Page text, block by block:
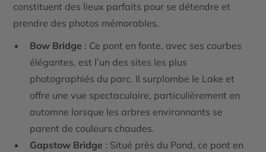
constituent des lieux parfaits pour se détendre et
prendre des photos mémorables.
Bow Bridge : Ce pont en fonte, avec ses courbes
élégantes, est l’un des sites les plus
photographiés du parc. Il surplombe le Lake et
offre une vue spectaculaire, particulièrement en
automne lorsque les arbres environnants se
parent de couleurs chaudes.
Gapstow Bridge : Situé près du Pond, ce pont en